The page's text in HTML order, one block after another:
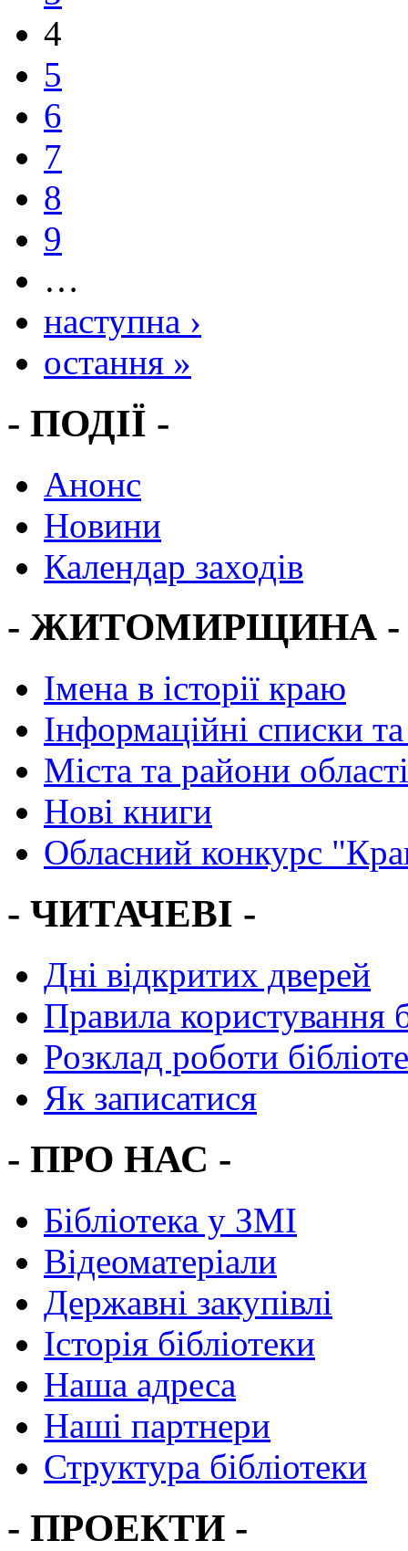
4
5
6
7
8
9
…
наступна ›
остання »
- ПОДІЇ -
Анонс
Новини
Календар заходів
- ЖИТОМИРЩИНА -
Імена в історії краю
Інформаційні списки
Міста та райони області
Нові книги
Обласний конкурс
- ЧИТАЧЕВІ -
Дні відкритих дверей
Правила користування
Розклад роботи
Як записатися
- ПРО НАС -
Бібліотека у ЗМІ
Відеоматеріали
Державні закупівлі
Історія бібліотеки
Наша адреса
Наші партнери
Структура бібліотеки
- ПРОЕКТИ -